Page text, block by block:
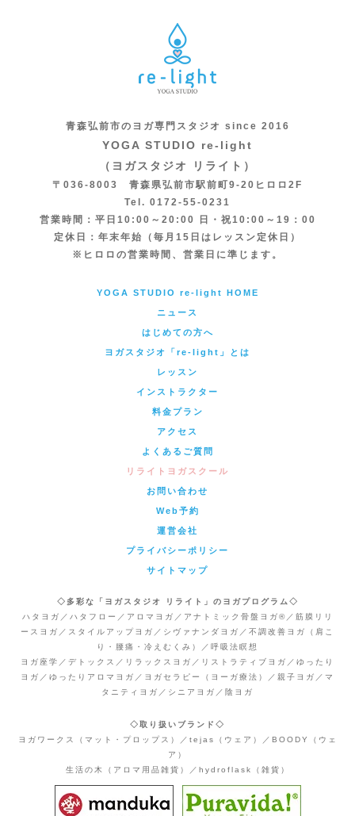
青森弘前市のヨガ専門スタジオ since 2016
YOGA STUDIO re-light
（ヨガスタジオ リライト）
〒036-8003 青森県弘前市駅前町9-20ヒロロ2F
Tel. 0172-55-0231
営業時間：平日10:00～20:00 日・祝10:00～19：00
定休日：年末年始（毎月15日はレッスン定休日）
※ヒロロの営業時間、営業日に準じます。
YOGA STUDIO re-light HOME
ニュース
はじめての方へ
ヨガスタジオ「re-light」とは
レッスン
インストラクター
料金プラン
アクセス
よくあるご質問
リライトヨガスクール
お問い合わせ
Web予約
運営会社
プライバシーポリシー
サイトマップ
◇多彩な「ヨガスタジオ リライト」のヨガプログラム◇
ハタヨガ／ハタフロー／アロマヨガ／アナトミック骨盤ヨガ®／筋膜リリ
ースヨガ／スタイルアップヨガ／シヴァナンダヨガ／不調改善ヨガ（肩こ
り・腰痛・冷えむくみ）／呼吸法瞑想
ヨガ座学／デトックス／リラックスヨガ／リストラティブヨガ／ゆったり
ヨガ／ゆったりアロマヨガ／ヨガセラピー（ヨーガ療法）／親子ヨガ／マ
タニティヨガ／シニアヨガ／陰ヨガ
◇取り扱いブランド◇
ヨガワークス（マット・プロップス）／tejas（ウェア）／BOODY（ウェ
ア）
生活の木（アロマ用品雑貨）／hydroflask（雑貨）